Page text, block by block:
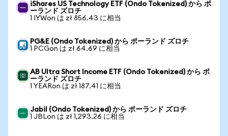
iShares US Technology ETF (Ondo Tokenized) から ポ
ーランド ズロチ
1 IYWon は zł 856.43 に相当
PG&E (Ondo Tokenized) から ポーランド ズロチ
1 PCGon は zł 64.69 に相当
AB Ultra Short Income ETF (Ondo Tokenized) から ポ
ーランド ズロチ
1 YEARon は zł 187.41 に相当
Jabil (Ondo Tokenized) から ポーランド ズロチ
1 JBLon は zł 1,293.26 に相当